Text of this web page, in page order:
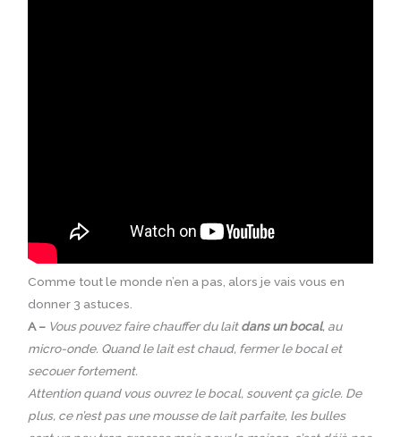
Comme tout le monde n’en a pas, alors je vais vous en
donner 3 astuces.
A – Vous pouvez faire chauffer du laitdans un bocal, au
micro-onde. Quand le lait est chaud, fermer le bocal et
secouer fortement.
Attention quand vous ouvrez le bocal, souvent ça gicle. De
plus, ce n’est pas une mousse de lait parfaite, les bulles